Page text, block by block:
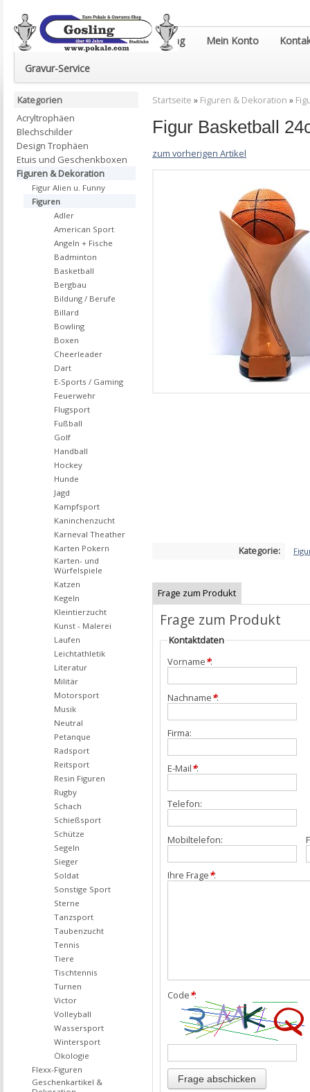
Euro-Pokale & Gravur-Shop Gosling Mein Konto
Gravur-Service
Startseite » Figuren & Dekoration »
Figur Basketball
zum vorherigen Artikel
Kategorie:
Frage zum Produkt
Frage zum Produkt
Kontaktdaten
Vorname*:
Nachname*:
Firma:
E-Mail*:
Telefon:
Mobiltelefon:
Ihre Frage*:
Code*:
Kategorien
Acryltrophäen
Blechschilder
Design Trophäen
Etuis und Geschenkboxen
Figuren & Dekoration
Figur Alien u. Funny
Figuren
Adler
American Sport
Angeln + Fische
Badminton
Basketball
Bergbau
Bildung / Berufe
Billard
Bowling
Boxen
Cheerleader
Dart
E-Sports / Gaming
Feuerwehr
Flugsport
Fußball
Golf
Handball
Hockey
Hunde
Jagd
Kampfsport
Kaninchenzucht
Karneval Theather
Karten Pokern
Karten- und
Würfelspiele
Katzen
Kegeln
Kleintierzucht
Kunst - Malerei
Laufen
Leichtathletik
Literatur
Militär
Motorsport
Musik
Neutral
Petanque
Radsport
Reitsport
Resin Figuren
Rugby
Schach
Schießsport
Schütze
Segeln
Sieger
Soldat
Sonstige Sport
Sterne
Tanzsport
Taubenzucht
Tennis
Tiere
Tischtennis
Turnen
Victor
Volleyball
Wassersport
Wintersport
Ökologie
Flexx-Figuren
Geschenkartikel &